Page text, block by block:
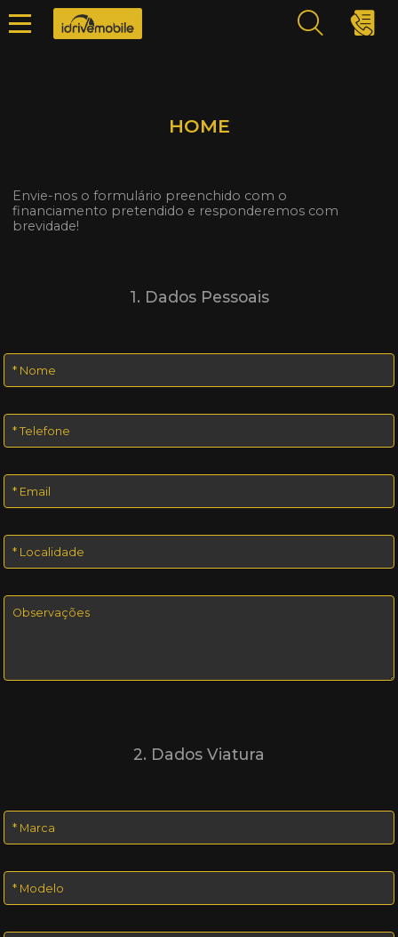
HOME
Envie-nos o formulário preenchido com o
financiamento pretendido e responderemos com
brevidade!
1. Dados Pessoais
2. Dados Viatura